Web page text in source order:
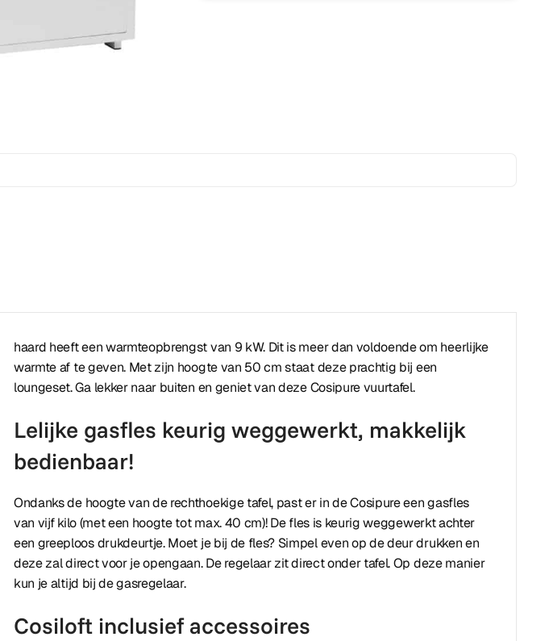
haard heeft een warmteopbrengst van 9 kW. Dit is meer dan voldoende om heerlijke
warmte af te geven. Met zijn hoogte van 50 cm staat deze prachtig bij een
loungeset. Ga lekker naar buiten en geniet van deze Cosipure vuurtafel.
Lelijke gasfles keurig weggewerkt, makkelijk
bedienbaar!
Ondanks de hoogte van de rechthoekige tafel, past er in de Cosipure een gasfles
van vijf kilo (met een hoogte tot max. 40 cm)! De fles is keurig weggewerkt achter
een greeploos drukdeurtje. Moet je bij de fles? Simpel even op de deur drukken en
deze zal direct voor je opengaan. De regelaar zit direct onder tafel. Op deze manier
kun je altijd bij de gasregelaar.
Cosiloft inclusief accessoires